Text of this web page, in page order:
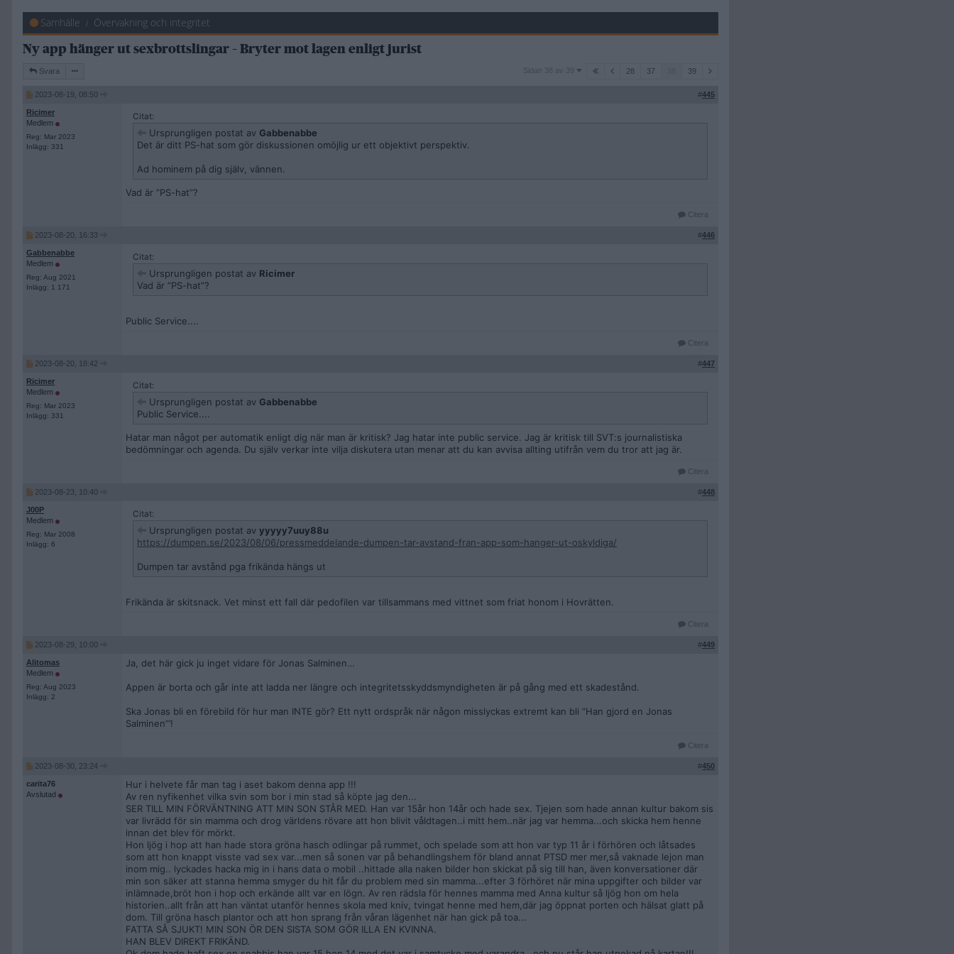
Samhälle Övervakning och integritet
Ny app hänger ut sexbrottslingar – Bryter mot lagen enligt jurist
Svara
Sidan
Sidan 38 av 39 28 37 39
2023-08-19, 08:50 #445
Ricimer
Medlem
Reg: Mar 2023
Inlägg: 331
Citat:
Ursprungligen postat av Gabbenabbe
Det är ditt PS-hat som gör diskussionen omöjlig ur ett objektivt perspektiv.
Ad hominem på dig själv, vännen.
Vad är ”PS-hat”?
Citera
2023-08-20, 16:33 #446
Gabbenabbe
Medlem
Reg: Aug 2021
Inlägg: 1 171
Citat:
Ursprungligen postat av Ricimer
Vad är ”PS-hat”?
Public Service....
Citera
2023-08-20, 18:42 #447
Ricimer
Medlem
Reg: Mar 2023
Inlägg: 331
Citat:
Ursprungligen postat av Gabbenabbe
Public Service....
Hatar man något per automatik enligt dig när man är kritisk? Jag hatar inte public service. Jag är kritisk till SVT:s journalistiska
bedömningar och agenda. Du själv verkar inte vilja diskutera utan menar att du kan avvisa allting utifrån vem du tror att jag är.
Citera
2023-08-23, 10:40 #448
J00P
Medlem
Reg: Mar 2008
Inlägg: 6
Citat:
Ursprungligen postat av yyyyy7uuy88u
https://dumpen.se/2023/08/06/pressmeddelande-dumpen-tar-avstand-fran-app-som-hanger-ut-oskyldiga/
Dumpen tar avstånd pga frikända hängs ut
Frikända är skitsnack. Vet minst ett fall där pedofilen var tillsammans med vittnet som friat honom i Hovrätten.
Citera
2023-08-29, 10:00 #449
Alitomas
Medlem
Reg: Aug 2023
Inlägg: 2
Ja, det här gick ju inget vidare för Jonas Salminen…
Appen är borta och går inte att ladda ner längre och integritetsskyddsmyndigheten är på gång med ett skadestånd.
Ska Jonas bli en förebild för hur man INTE gör? Ett nytt ordspråk när någon misslyckas extremt kan bli ”Han gjord en Jonas
Salminen”’!
Citera
2023-08-30, 23:24 #450
carita76
Avslutad
Hur i helvete får man tag i aset bakom denna app !!!
Av ren nyfikenhet vilka svin som bor i min stad så köpte jag den...
SER TILL MIN FÖRVÄNTNING ATT MIN SON STÅR MED. Han var 15år hon 14år och hade sex. Tjejen som hade annan kultur bakom sis
var livrädd för sin mamma och drog världens rövare att hon blivit våldtagen..i mitt hem..när jag var hemma...och skicka hem henne
innan det blev för mörkt.
Hon ljög i hop att han hade stora gröna hasch odlingar på rummet, och spelade som att hon var typ 11 år i förhören och låtsades
som att hon knappt visste vad sex var...men så sonen var på behandlingshem för bland annat PTSD mer mer,så vaknade lejon man
inom mig.. lyckades hacka mig in i hans data o mobil ..hittade alla naken bilder hon skickat på sig till han, även konversationer där
min son säker att stanna hemma smyger du hit får du problem med sin mamma...efter 3 förhöret när mina uppgifter och bilder var
inlämnade,bröt hon i hop och erkände allt var en lögn. Av ren rädsla för hennes mamma med Anna kultur så ljög hon om hela
historien..allt från att han väntat utanför hennes skola med kniv, tvingat henne med hem,där jag öppnat porten och hälsat glatt på
dom. Till gröna hasch plantor och att hon sprang från våran lägenhet när han gick på toa...
FATTA SÅ SJUKT! MIN SON ÖR DEN SISTA SOM GÖR ILLA EN KVINNA.
HAN BLEV DIREKT FRIKÄND.